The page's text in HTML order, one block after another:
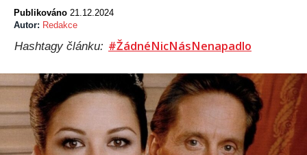
Publikováno 21.12.2024
Autor: Redakce
Hashtagy článku: #ŽádnéNicNásNenapadlo